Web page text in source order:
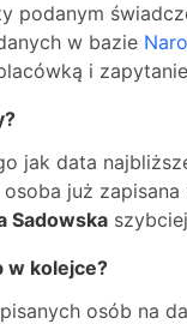
podanym
w bazie
i
jak data
już
Sadowska
w kolejce?
osób na